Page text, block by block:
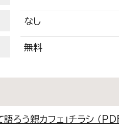
なし
無料
語ろう親カフェ」チラシ （